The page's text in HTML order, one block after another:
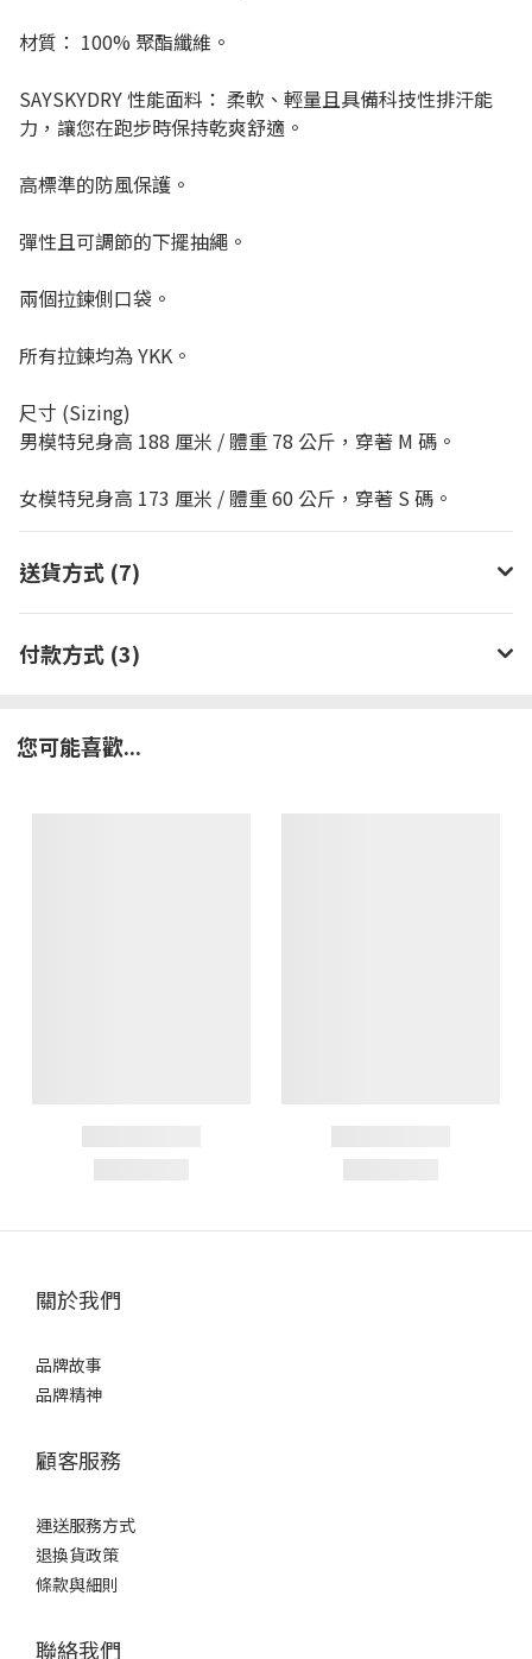
材質： 100% 聚酯纖維。
SAYSKYDRY 性能面料： 柔軟、輕量且具備科技性排汗能
力，讓您在跑步時保持乾爽舒適。
高標準的防風保護。
彈性且可調節的下擺抽繩。
兩個拉鍊側口袋。
所有拉鍊均為 YKK。
尺寸 (Sizing)
男模特兒身高 188 厘米 / 體重 78 公斤，穿著 M 碼。
女模特兒身高 173 厘米 / 體重 60 公斤，穿著 S 碼。
送貨方式 (7)
付款方式 (3)
您可能喜歡...
關於我們
品牌故事
品牌精神
顧客服務
運送服務方式
退換貨政策
條款與細則
聯絡我們